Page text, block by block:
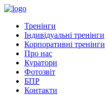
Тренінги
Індивідуальні тренінги
Корпоративні тренінги
Про нас
Куратори
Фотозвіт
БПР
Контакти